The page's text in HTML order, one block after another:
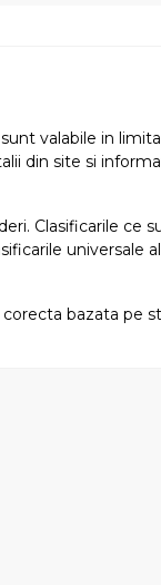
valabile in
din site si
Clasificarile ce
universale
bazata pe